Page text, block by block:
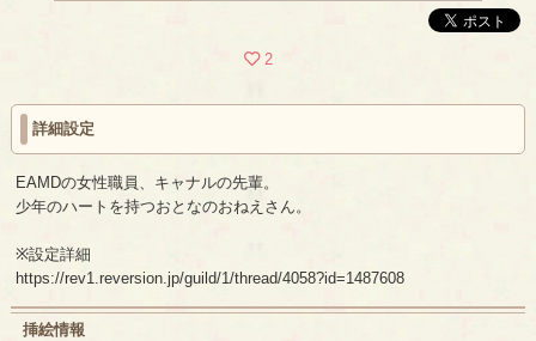
2
詳細設定
EAMDの女性職員、キャナルの先輩。
少年のハートを持つおとなのおねえさん。
※設定詳細
https://rev1.reversion.jp/guild/1/thread/4058?id=1487608
挿絵情報